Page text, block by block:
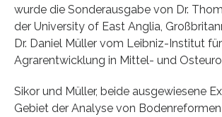
wurde die Sonderausgabe von Dr.
der University of East Anglia,
Dr. Daniel Müller vom Leibniz-Institut für
Agrarentwicklung in Mittel- und
Sikor und Müller, beide ausgewiesene
Gebiet der Analyse von